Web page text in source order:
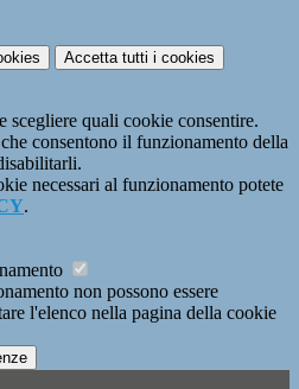
Accetta tutti i cookies
scegliere quali cookie consentire.
consentono il funzionamento della
necessari al funzionamento potete
.
non possono essere
l'elenco nella pagina della cookie